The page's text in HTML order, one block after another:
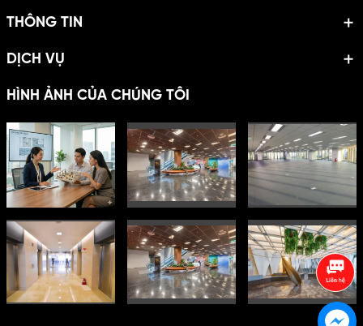
THÔNG TIN
DỊCH VỤ
HÌNH ẢNH CỦA CHÚNG TÔI